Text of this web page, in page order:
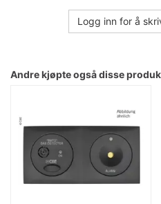
Logg inn for å
Andre kjøpte også disse